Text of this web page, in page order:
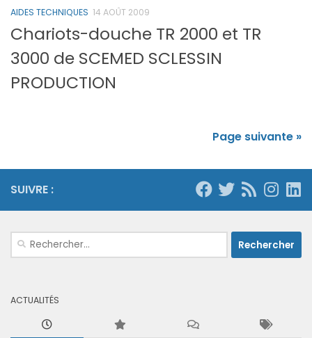
AIDES TECHNIQUES 14 AOÛT 2009
Chariots-douche TR 2000 et TR
3000 de SCEMED SCLESSIN
PRODUCTION
Page suivante »
SUIVRE :
Rechercher :
ACTUALITÉS